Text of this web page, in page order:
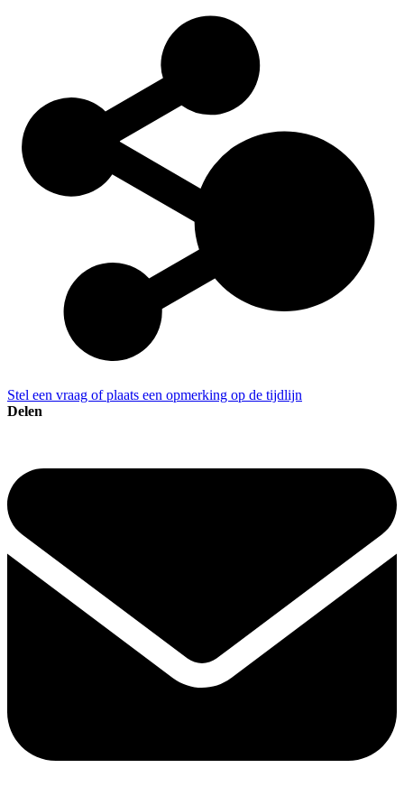
Stel een vraag of plaats een opmerking op de tijdlijn
Delen